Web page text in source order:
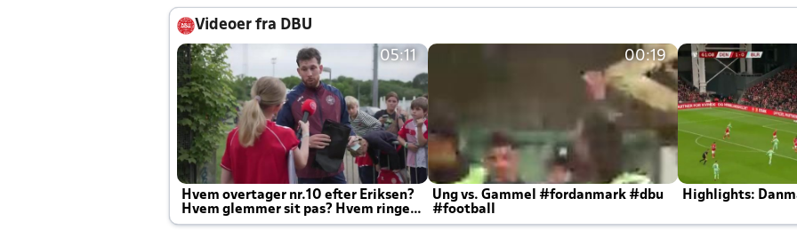
Videoer fra DBU
05:11
Hvem overtager nr.10 efter Eriksen?
Hvem glemmer sit pas? Hvem ringer
Joachim altid til efter kampe?
00:19
Ung vs. Gammel #fordanmark #dbu
#football
Highlights: